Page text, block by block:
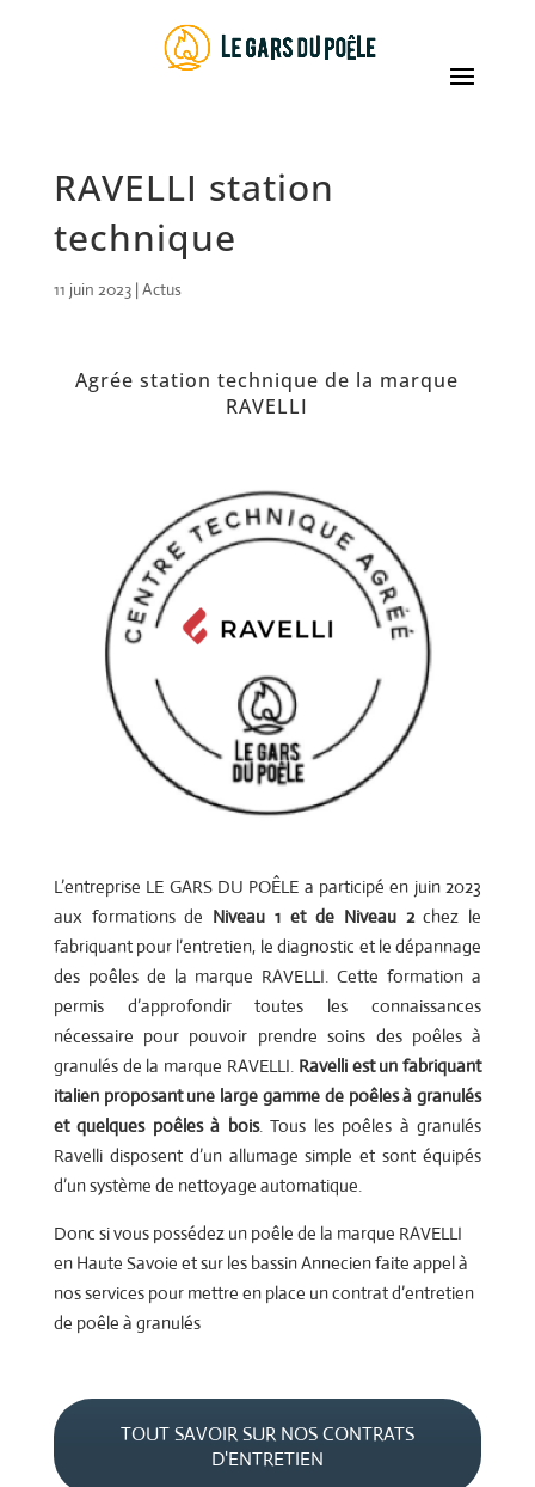
RAVELLI station
technique
11 juin 2023|Actus
Agrée station technique de la marque
RAVELLI
L’entreprise LE GARS DU POÊLE a participé en juin 2023
aux formations de Niveau 1 et de Niveau 2chez le
fabriquant pour l’entretien, le diagnostic et le dépannage
des poêles de la marque RAVELLI. Cette formation a
permis d’approfondir toutes les connaissances
nécessaire pour pouvoir prendre soins des poêles à
granulés de la marque RAVELLI. Ravelli est un fabriquant
italien proposant une large gamme de poêles à granulés
et quelques poêles à bois. Tous les poêles à granulés
Ravelli disposent d’un allumage simple et sont équipés
d’un système de nettoyage automatique.
Donc si vous possédez un poêle de la marque RAVELLI
en Haute Savoie et sur les bassin Annecien faite appel à
nos services pour mettre en place un contrat d’entretien
de poêle à granulés
TOUT SAVOIR SUR NOS CONTRATS
D'ENTRETIEN